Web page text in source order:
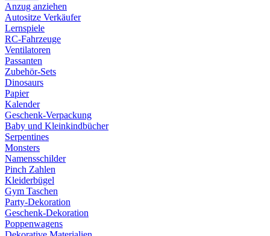
Anzug anziehen
Autositze Verkäufer
Lernspiele
RC-Fahrzeuge
Ventilatoren
Passanten
Zubehör-Sets
Dinosaurs
Papier
Kalender
Geschenk-Verpackung
Baby und Kleinkindbücher
Serpentines
Monsters
Namensschilder
Pinch Zahlen
Kleiderbügel
Gym Taschen
Party-Dekoration
Geschenk-Dekoration
Poppenwagens